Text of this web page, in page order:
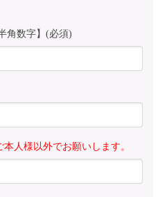
角数字】(必須)
人様以外でお願いします。